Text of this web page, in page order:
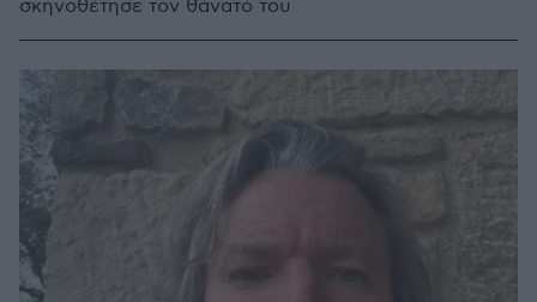
σκηνοθέτησε τον θάνατό του